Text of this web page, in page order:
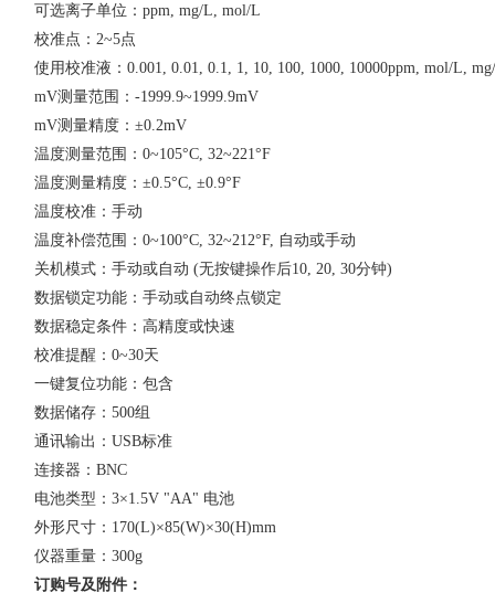
可选离子单位： ppm, mg/L, mol/L
校准点： 2~5点
使用校准液： 0.001, 0.01, 0.1, 1, 10, 100, 1000, 10000ppm, mol/L,
mV测量范围： -1999.9~1999.9mV
mV测量精度： ±0.2mV
温度测量范围： 0~105°C, 32~221°F
温度测量精度： ±0.5°C, ±0.9°F
温度校准：手动
温度补偿范围： 0~100°C, 32~212°F, 自动或手动
关机模式：手动或自动 (无按键操作后10, 20, 30分钟)
数据锁定功能：手动或自动终点锁定
数据稳定条件：高精度或快速
校准提醒： 0~30天
一键复位功能：包含
数据储存： 500组
通讯输出： USB标准
连接器： BNC
电池类型： 3×1.5V "AA" 电池
外形尺寸： 170(L)×85(W)×30(H)mm
仪器重量： 300g
订购号及附件 ：